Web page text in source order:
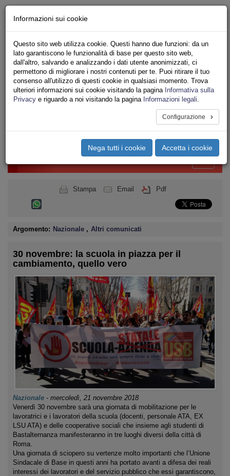
Iscriviti
Ricerca
Area Stampa
Privacy
UNIONE SINDACALE DI BASE
CONFEDERAZIONE NAZIONALE
Toggle
Stampa Email Pdf
Argomento: Nazionale , Altri comunicati
30 novembre: la scuola in piazza per il
cambiamento, quello vero
Nazionale - mercoledì, 21 novembre 2018
Venerdì 30 novembre sarà una giornata di mobilitazione per le
lavoratrici e i lavoratori della scuola (docenti, personale ATA, EX
LSU ATA) e delle cooperative sociali che insieme agli studenti di
Bastalternanza manifesteranno in tre luoghi diversi della città di
Roma.
Una giornata di sciopero su vertenze molto importanti che l’Unione
Sindacale di Base in questi anni ha portato avanti a difesa dei reali
interessi dei lavoratori e del servizio pubblico che essi garantiscono,
Informazioni sui cookie
Questo sito web utilizza cookie. Questi hanno due funzioni: da un
lato garantiscono le funzionalità di base per questo sito web,
dall'altro, salvando e analizzando i dati utente anonimizzati, ci
permettono di migliorare i nostri contenuti per te. Puoi ritirare il tuo
consenso all'utilizzo di questi cookie in qualsiasi momento. Trova
ulteriori informazioni sui cookie visitando la pagina Informativa sulla
Privacy e riguardo a noi visitando la pagina Informazioni legali.
Configurazione
Nega tutti i cookie Accetta i cookie